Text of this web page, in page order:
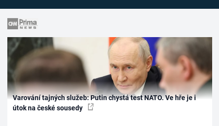
Varování tajných služeb: Putin chystá test NATO. Ve hře je i
útok na české sousedy